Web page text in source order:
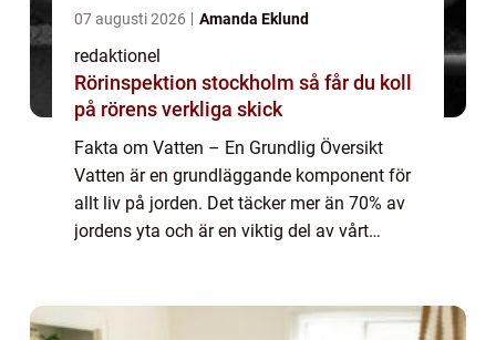
07 augusti 2026 Amanda Eklund
redaktionel
Rörinspektion stockholm så får du koll
på rörens verkliga skick
Fakta om Vatten – En Grundlig Översikt
Vatten är en grundläggande komponent för
allt liv på jorden. Det täcker mer än 70% av
jordens yta och är en viktig del av vårt